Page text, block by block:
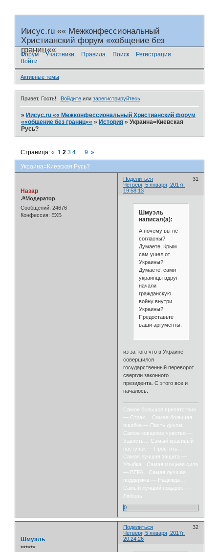
Иисус.ru «« Межконфессиональный
Христианский форум ««общение без
границ««
Форум Участники Правила Поиск
Регистрация
Войти
Активные темы
Привет, Гость! Войдитеили зарегистрируйтесь.
»Иисус.ru «« Межконфессиональный Христианский форум
««общение без границ«« »История »Украина=Киевская
Русь?
Украина=Киевская Русь?
Страница:« 1 2 3 4 … 9 »
Поделиться
31
Четверг, 5 января, 2017г.
19:58:13
Назар
☭Модератор
Сообщений: 24676
Конфессия: ЕХБ
Шмуэль
написал(а):
А почему вы не
согласны?
Думаете, Крым
сам ушел от
Украины?
Думаете, сами
украинцы вдруг
начали
гражданскую
войну внутри
Украины?
Предоставьте
ваши аргументы.
из за того что в Украине
совершился
государственный переворот
свергли законного
президента. С этого все и
началось.
Самое большое препятствие
— Страх… Самая большая
ошибка — Пасть духом…
Самое коварное чувство —
Зависть… Самый красивый
поступок — Простить…
Самая лучшая защита —
Улыбка…Самая мощная сила
— ВЕРА…Самая лучшая
поддержка — Надежда…
Самый лучший подарок —
Любовь.
0
Поделиться
32
Четверг, 5 января, 2017г.
20:24:26
Шмуэль
⭒⭒⭒⭒⭒⭒